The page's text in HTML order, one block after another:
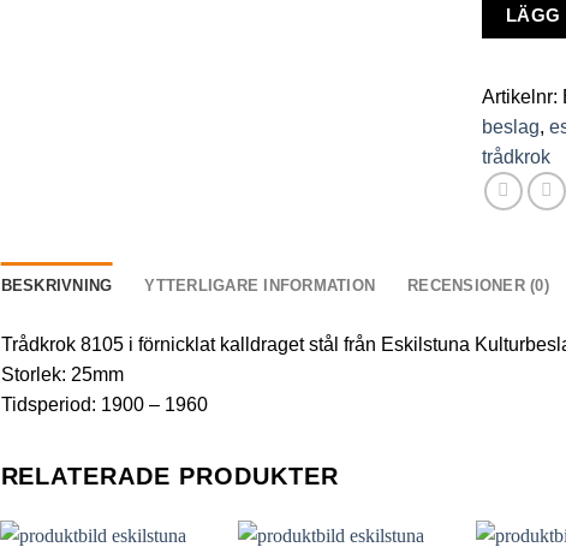
LÄGG
Artikelnr:
beslag,
trådkrok
BESKRIVNING YTTERLIGARE INFORMATION RECENSIONER (0)
Trådkrok 8105 i förnicklat kalldraget stål från Eskilstuna
Storlek: 25mm
Tidsperiod: 1900 – 1960
RELATERADE PRODUKTER